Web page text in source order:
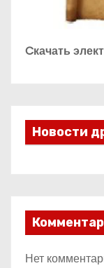
Cкачать
Новости
Нет